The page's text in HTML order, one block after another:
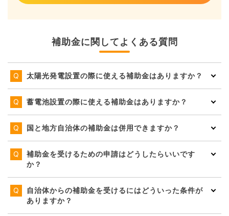
補助金に関してよくある質問
太陽光発電設置の際に使える補助金はありますか？
蓄電池設置の際に使える補助金はありますか？
国と地方自治体の補助金は併用できますか？
補助金を受けるための申請はどうしたらいいです
か？
自治体からの補助金を受けるにはどういった条件が
ありますか？